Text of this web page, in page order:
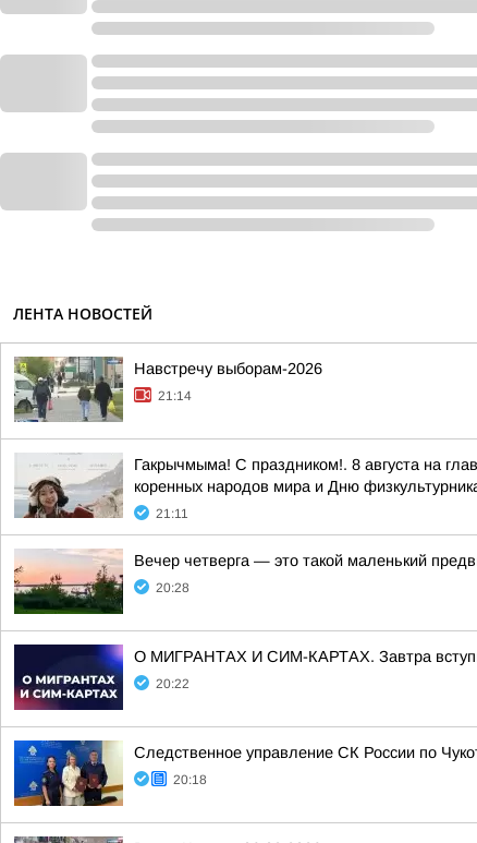
ЛЕНТА НОВОСТЕЙ
Навстречу выборам-2026
21:14
Гакрычмыма! С праздником!. 8 августа на
коренных народов мира и Дню
21:11
Вечер четверга — это такой маленький
20:28
О МИГРАНТАХ И СИМ-КАРТАХ. Завтра
20:22
Следственное управление СК России по
20:18